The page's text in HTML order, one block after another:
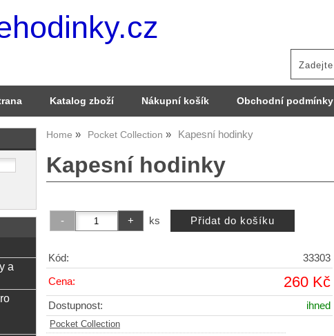
Katalog zboží Nákupní košík Obchodní podmínky
Home Pocket Collection Kapesní hodinky
Kapesní hodinky
ks
Kód: 33303
Cena: 260 Kč
Dostupnost: ihned
Pocket Collection
a